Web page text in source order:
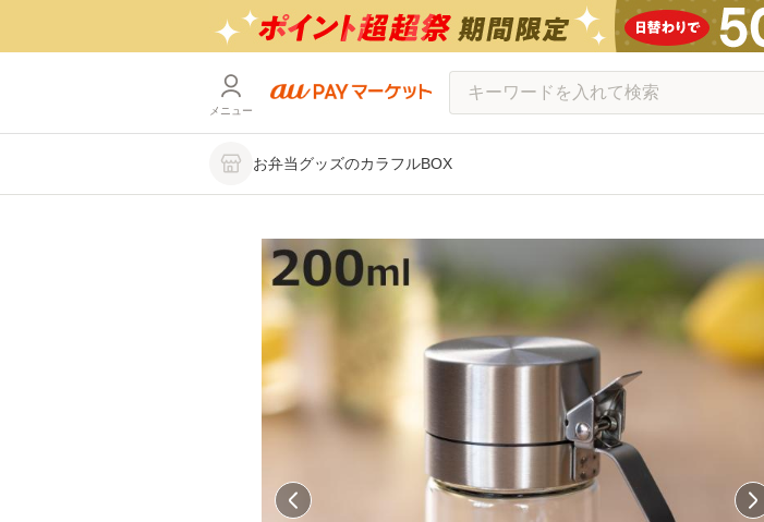
メニュー
お弁当グッズのカラフルBOX